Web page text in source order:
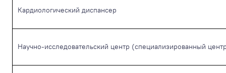
Кардиологический диспансер
Научно-исследовательский центр (специализированный